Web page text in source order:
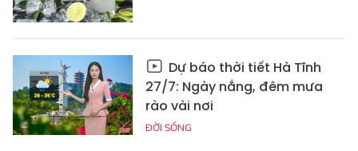
Dự báo thời tiết Hà Tĩnh
27/7: Ngày nắng, đêm mưa
rào vài nơi
ĐỜI SỐNG